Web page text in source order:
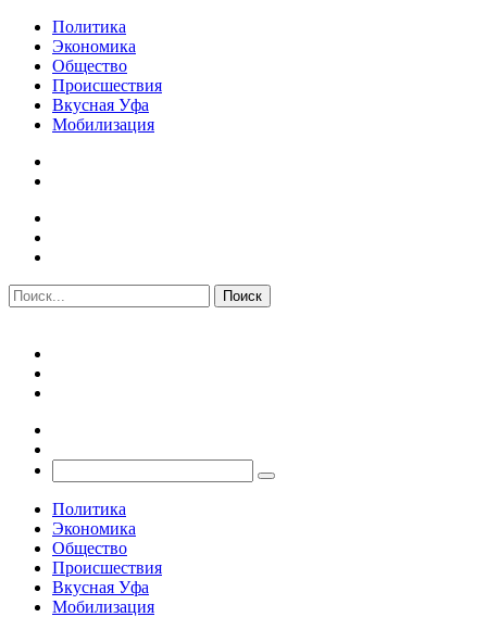
Политика
Экономика
Общество
Происшествия
Вкусная Уфа
Мобилизация
Политика
Экономика
Общество
Происшествия
Вкусная Уфа
Мобилизация